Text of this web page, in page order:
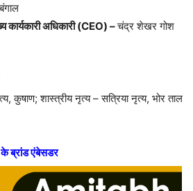
अधिकारी (CEO) –चंद्र शेखर गोश
कुषाण; शास्त्रीय नृत्य – सत्रिया नृत्य, भोर ताल
के ब्रांड एंबेसडर